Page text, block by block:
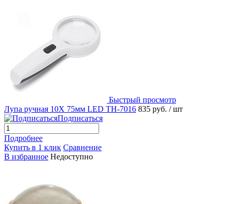
Быстрый просмотр
Лупа ручная 10X 75мм LED TH-7016 835 руб. / шт
Подписаться
Подробнее
Купить в 1 клик Сравнение
В избранное Недоступно